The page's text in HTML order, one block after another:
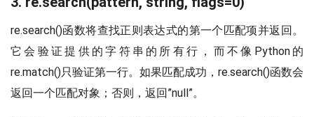
re.search()函数将查找正则表达式的第一个匹配项并返回。
它会验证提供的字符串的所有行，而不像Python的
re.match()只验证第一行。如果匹配成功，re.search()函数会
返回一个匹配对象；否则，返回”null”。